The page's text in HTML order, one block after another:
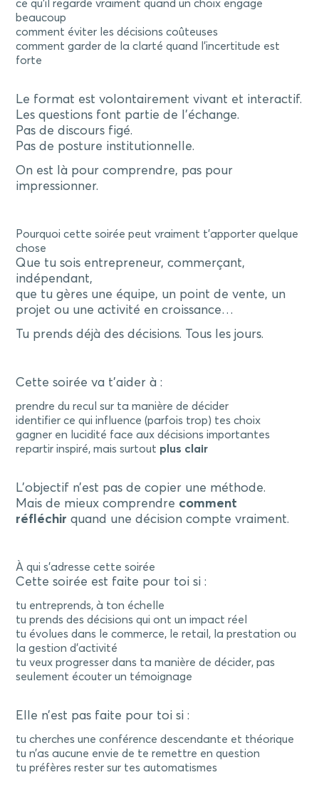
ce qu’il regarde vraiment quand un choix engage
beaucoup
comment éviter les décisions coûteuses
comment garder de la clarté quand l’incertitude est
forte
Le format est volontairement vivant et interactif.
Les questions font partie de l’échange.
Pas de discours figé.
Pas de posture institutionnelle.
On est là pour comprendre, pas pour
impressionner.
Pourquoi cette soirée peut vraiment t’apporter quelque
chose
Que tu sois entrepreneur, commerçant,
indépendant,
que tu gères une équipe, un point de vente, un
projet ou une activité en croissance…
Tu prends déjà des décisions. Tous les jours.
Cette soirée va t’aider à :
prendre du recul sur ta manière de décider
identifier ce qui influence (parfois trop) tes choix
gagner en lucidité face aux décisions importantes
repartir inspiré, mais surtout plus clair
L’objectif n’est pas de copier une méthode.
Mais de mieux comprendre comment
réfléchir quand une décision compte vraiment.
À qui s’adresse cette soirée
Cette soirée est faite pour toi si :
tu entreprends, à ton échelle
tu prends des décisions qui ont un impact réel
tu évolues dans le commerce, le retail, la prestation ou
la gestion d’activité
tu veux progresser dans ta manière de décider, pas
seulement écouter un témoignage
Elle n’est pas faite pour toi si :
tu cherches une conférence descendante et théorique
tu n’as aucune envie de te remettre en question
tu préfères rester sur tes automatismes